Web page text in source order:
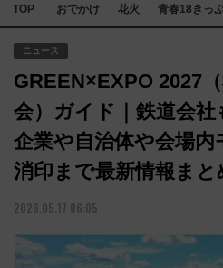
TOP おでかけ 花火 青春18きっ
ニュース
GREEN×EXPO 2027
会）ガイド｜鉄道会社
企業や自治体や会場
消印まで最新情報まと
2026.05.17 06:05